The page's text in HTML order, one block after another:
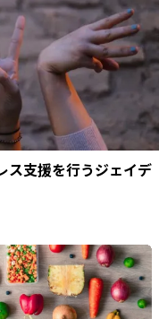
ス支援を行うジェイデ